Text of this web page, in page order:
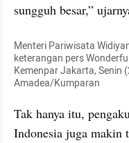
sungguh besar,”
Menteri Pariwisata
keterangan pers
Kemenpar Jakarta,
Amadea/Kumparan
Tak hanya itu,
Indonesia juga makin